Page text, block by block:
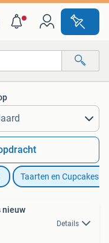
Taarten en Cupcakes
nieuw
Details